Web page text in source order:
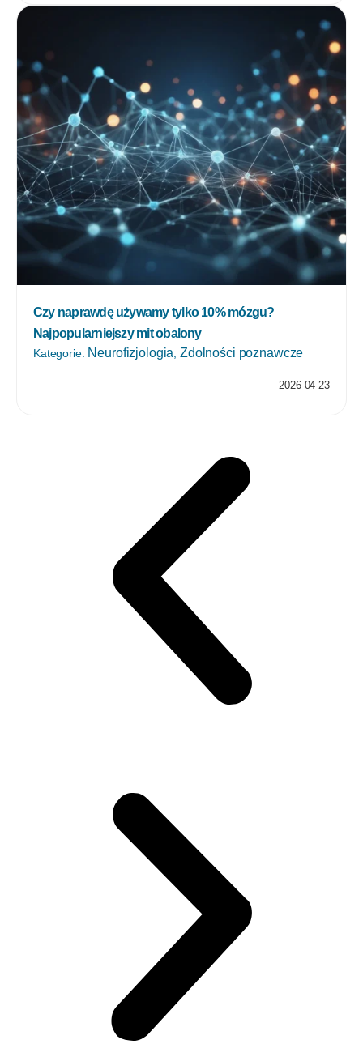
Czy naprawdę używamy tylko 10% mózgu?
Najpopularniejszy mit obalony
Kategorie: Neurofizjologia Zdolności poznawcze
2026-04-23